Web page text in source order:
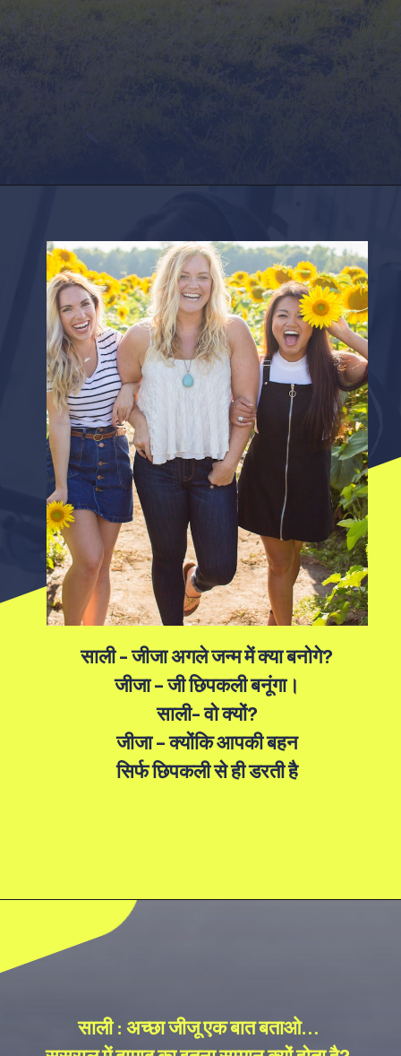
साली - जीजा अगले जन्म में क्या बनोगे?
जीजा – जी छिपकली बनूंगा।
साली- वो क्यों?
जीजा – क्योंकि आपकी बहन
सिर्फ छिपकली से ही डरती है
साली : अच्छा जीजू एक बात बताओ…